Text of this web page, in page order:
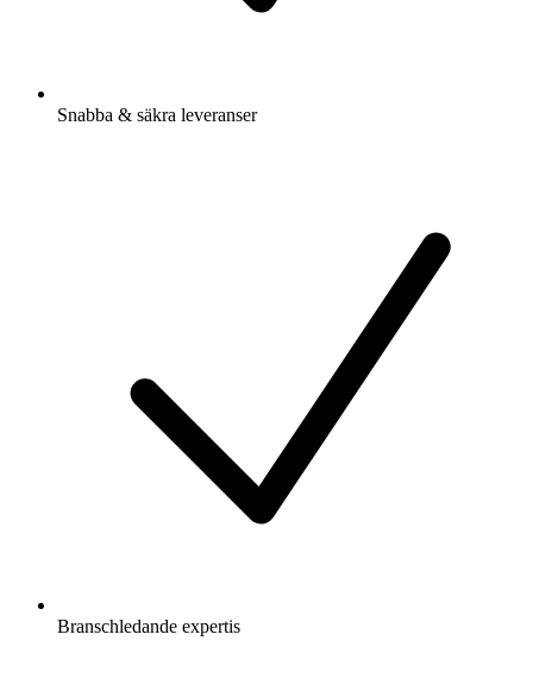
Snabba & säkra leveranser
Branschledande expertis